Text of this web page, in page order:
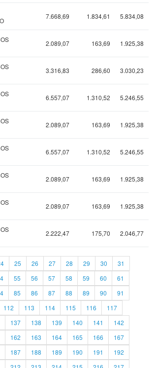
7.668,69 1.834,61 5.834,08
2.089,07 163,69 1.925,38
3.316,83 286,60 3.030,23
6.557,07 1.310,52 5.246,55
2.089,07 163,69 1.925,38
6.557,07 1.310,52 5.246,55
2.089,07 163,69 1.925,38
2.089,07 163,69 1.925,38
2.222,47 175,70 2.046,77
25 26 27 28 29 30
31
55 56 57 58 59 60
61
85 86 87 88 89 90
91
112 113 114 115 116
117
137 138 139 140 141
142
162 163 164 165 166
167
187 188 189 190 191
192